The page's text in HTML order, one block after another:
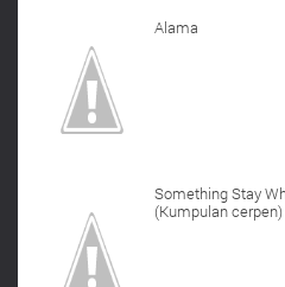
Alama
Something Stay
(Kumpulan cerpen)